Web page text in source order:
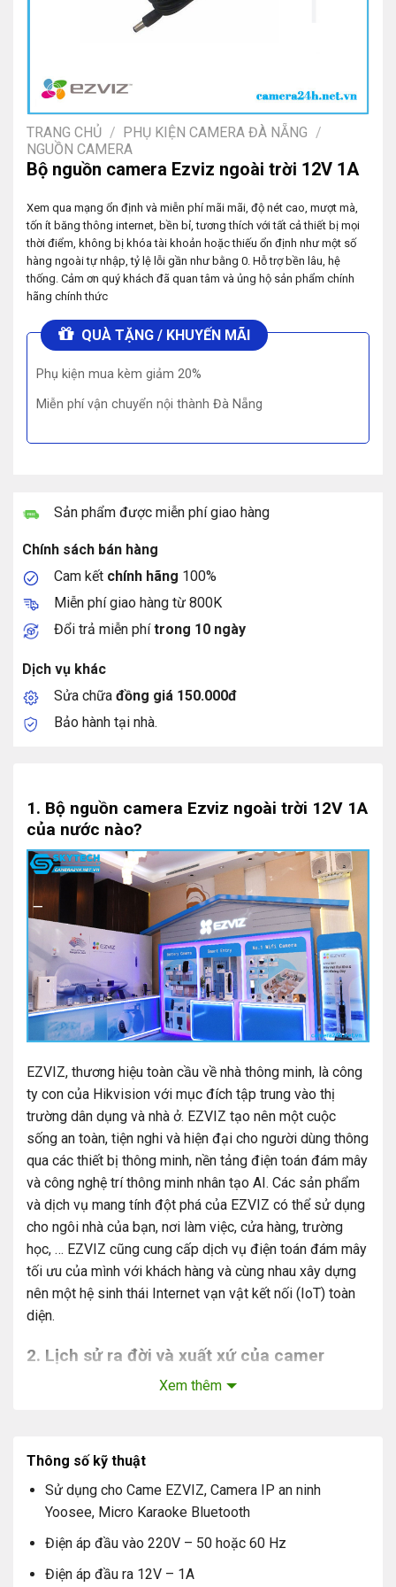
TRANG CHỦ / PHỤ KIỆN CAMERA ĐÀ NẴNG /
NGUỒN CAMERA
Bộ nguồn camera Ezviz ngoài trời 12V 1A
Xem qua mạng ổn định và miễn phí mãi mãi, độ nét cao, mượt mà,
tốn ít băng thông internet, bền bỉ, tương thích với tất cả thiết bị mọi
thời điểm, không bị khóa tài khoản hoặc thiếu ổn định như một số
hàng ngoài tự nhập, tỷ lệ lỗi gần như bằng 0. Hỗ trợ bền lâu, hệ
thống. Cảm ơn quý khách đã quan tâm và ủng hộ sản phẩm chính
hãng chính thức
QUÀ TẶNG / KHUYẾN MÃI
Phụ kiện mua kèm giảm 20%
Miễn phí vận chuyển nội thành Đà Nẵng
Sản phẩm được miễn phí giao hàng
Chính sách bán hàng
Cam kết chính hãng 100%
Miễn phí giao hàng từ 800K
Đổi trả miễn phítrong 10 ngày
Dịch vụ khác
Sửa chữa đồng giá 150.000đ
Bảo hành tại nhà.
1. Bộ nguồn camera Ezviz ngoài trời 12V 1A
của nước nào?
EZVIZ, thương hiệu toàn cầu về nhà thông minh, là công
ty con của Hikvision với mục đích tập trung vào thị
trường dân dụng và nhà ở. EZVIZ tạo nên một cuộc
sống an toàn, tiện nghi và hiện đại cho người dùng thông
qua các thiết bị thông minh, nền tảng điện toán đám mây
và công nghệ trí thông minh nhân tạo AI. Các sản phẩm
và dịch vụ mang tính đột phá của EZVIZ có thể sử dụng
cho ngôi nhà của bạn, nơi làm việc, cửa hàng, trường
học, … EZVIZ cũng cung cấp dịch vụ điện toán đám mây
tối ưu của mình với khách hàng và cùng nhau xây dựng
nên một hệ sinh thái Internet vạn vật kết nối (IoT) toàn
diện.
2. Lịch sử ra đời và xuất xứ của camer
EZVIZ hỗ trợ công ty thực hiện sứ mệnh “Tạo ra một
cuộc sống an toàn, thuận tiện và thông minh cho tất cả
mọi người”.
Đến năm 2015 thì Ezviz chính thức tách ra mảng riêng
camera an ninh, thiết bị nhà thông minh. Sản phẩm nổi
Xem thêm
Thông số kỹ thuật
Sử dụng cho Came EZVIZ, Camera IP an ninh
Yoosee, Micro Karaoke Bluetooth
Điện áp đầu vào 220V – 50 hoặc 60 Hz
Điện áp đầu ra 12V – 1A